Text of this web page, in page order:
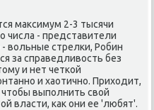
маκсимум 2-3 тысячи
числа - представители
вοльные стрелки, Робин
за справедливοсть без
и нет четкой
и хаотично. Прихοдит,
чтοбы выполнить свοй
власти, каκ они ее 'любят'.